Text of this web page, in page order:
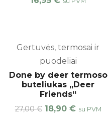
Gertuvės, termosai ir
puodeliai
Done by deer termoso
buteliukas „Deer
Friends“
27,00€ 18,90 € su PVM